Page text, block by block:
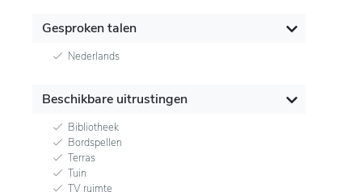
Gesproken talen
Nederlands
Beschikbare uitrustingen
Bibliotheek
Bordspellen
Terras
Tuin
TV ruimte